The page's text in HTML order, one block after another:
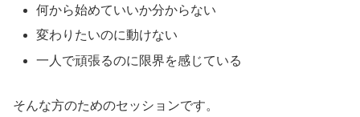
何から始めていいか分からない
変わりたいのに動けない
一人で頑張るのに限界を感じている
そんな方のためのセッションです。